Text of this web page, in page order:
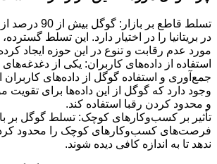
تسلط قاطع بر
در بریتانیا را در اختیار دارد. این تسلط
مورد عدم رقابت و تنوع در این حوزه ایجاد
استفاده از داده‌های کاربران: یکی از
جمع‌آوری و استفاده گوگل از داده‌های
وجود دارد که گوگل از این داده‌ها برای تقویت
و محدود کردن رقبا استفاده کند.
تأثیر بر کسب‌وکارهای کوچک: تسلط گوگل بر
فرصت‌های کسب‌وکارهای کوچک را محدود کرده
ندهد تا به اندازه کافی دیده شوند.